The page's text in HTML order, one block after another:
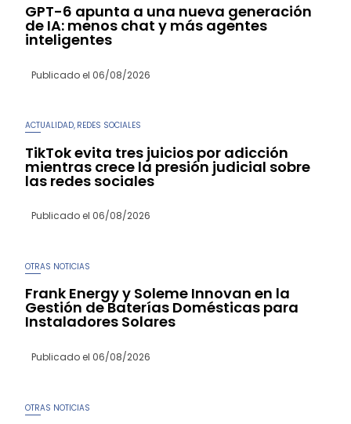
GPT-6 apunta a una nueva generación
de IA: menos chat y más agentes
inteligentes
Publicado el 06/08/2026
ACTUALIDAD, REDES SOCIALES
TikTok evita tres juicios por adicción
mientras crece la presión judicial sobre
las redes sociales
Publicado el 06/08/2026
OTRAS NOTICIAS
Frank Energy y Soleme Innovan en la
Gestión de Baterías Domésticas para
Instaladores Solares
Publicado el 06/08/2026
OTRAS NOTICIAS